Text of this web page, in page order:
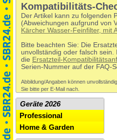
Kompatibilitäts-
Der Artikel kann zu folgenden
(Abweichungen aufgrund von
Kärcher Wasser-Feinfilter, mit
Bitte beachten Sie: Die
unvollständig oder falsch
die Ersatzteil-
Serien-Nummer auf der FAQ-
Abbildung/Angaben können
Sie bitte per E-Mail nach.
Geräte 2026
Professional
Home & Garden